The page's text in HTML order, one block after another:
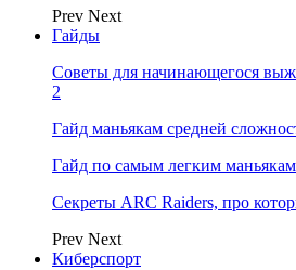
Prev Next
Гайды
Советы для начинающегося
2
Гайд маньякам средней
Гайд по самым легким
Секреты ARC Raiders, про
Prev Next
Киберспорт